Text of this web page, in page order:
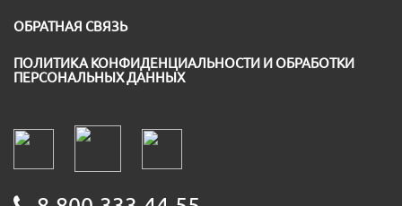
ОБРАТНАЯ СВЯЗЬ
ПОЛИТИКА КОНФИДЕНЦИАЛЬНОСТИ И ОБРАБОТКИ
ПЕРСОНАЛЬНЫХ ДАННЫХ